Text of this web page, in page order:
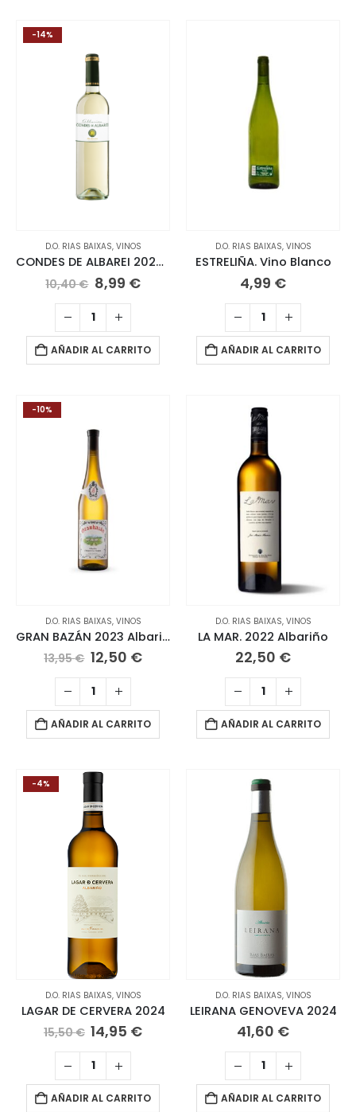
-14%
D.O. RIAS BAIXAS, VINOS
CONDES DE ALBAREI 2025 Albariño
10,40€ El
precio
original
era:
10,40 €.
8,99 €El
8,99 €.
AÑADIR AL CARRITO
D.O. RIAS BAIXAS, VINOS
ESTRELIÑA. Vino Blanco
4,99 €
AÑADIR AL CARRITO
-10%
D.O. RIAS BAIXAS, VINOS
GRAN BAZÁN 2023 Albariño Etiqueta verde
13,95€ El
precio
original
era:
13,95 €.
12,50 €El
12,50 €.
AÑADIR AL CARRITO
D.O. RIAS BAIXAS, VINOS
LA MAR. 2022 Albariño
22,50 €
AÑADIR AL CARRITO
-4%
D.O. RIAS BAIXAS, VINOS
LAGAR DE CERVERA 2024
15,50€ El
precio
original
era:
15,50 €.
14,95 €El
14,95 €.
AÑADIR AL CARRITO
D.O. RIAS BAIXAS, VINOS
LEIRANA GENOVEVA 2024
41,60 €
AÑADIR AL CARRITO